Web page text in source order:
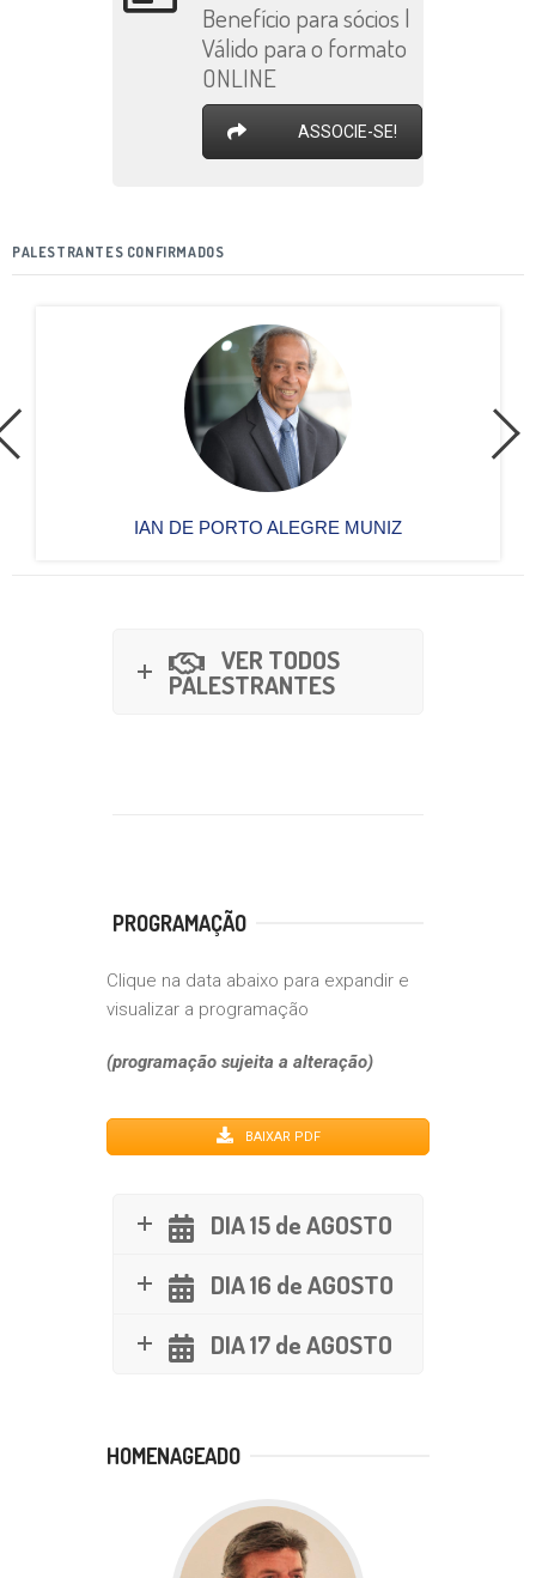
Benefício para sócios |
Válido para o formato
ONLINE
ASSOCIE-SE!
PALESTRANTES CONFIRMADOS
IAN DE PORTO ALEGRE MUNIZ
VER TODOS
PALESTRANTES
PROGRAMAÇÃO
Clique na data abaixo para expandir e
visualizar a programação
(programação sujeita a alteração)
BAIXAR PDF
DIA 15 de AGOSTO
DIA 16 de AGOSTO
DIA 17 de AGOSTO
HOMENAGEADO